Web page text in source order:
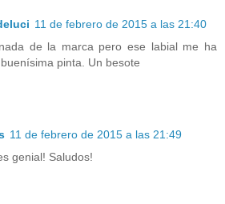
11 de febrero de 2015 a las 21:40
de la marca pero ese labial me ha
pinta. Un besote
11 de febrero de 2015 a las 21:49
genial! Saludos!